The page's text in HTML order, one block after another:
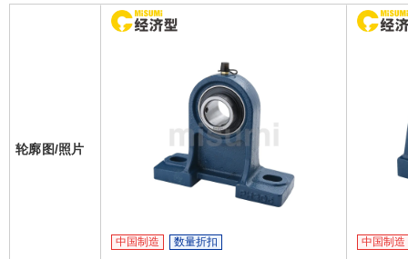
轮廓图/照片
中国制造
数量折扣
中国制造